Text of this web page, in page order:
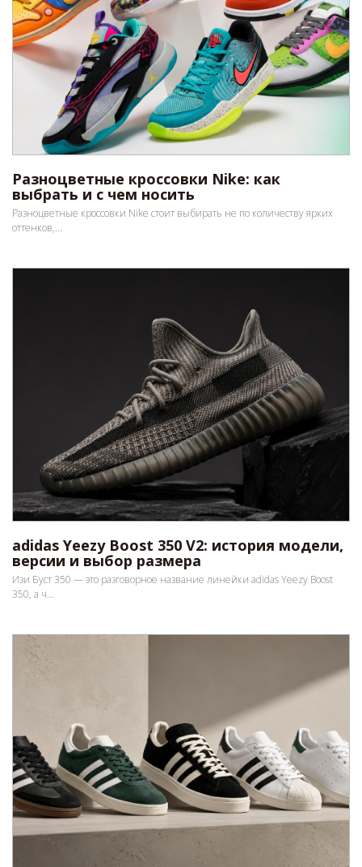
Разноцветные кроссовки Nike: как
выбрать и с чем носить
Разноцветные кроссовки Nike стоит выбирать не по количеству ярких
оттенков,...
adidas Yeezy Boost 350 V2: история модели,
версии и выбор размера
Изи Буст 350 — это разговорное название линейки adidas Yeezy Boost
350, а ч...